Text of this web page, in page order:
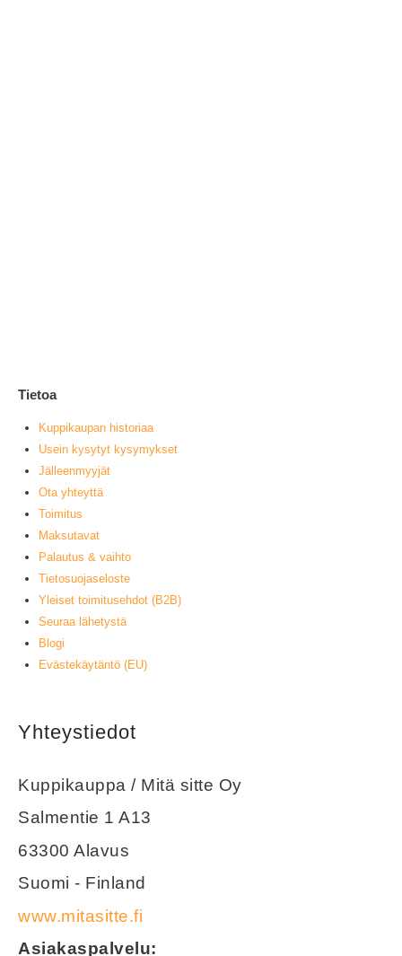
Tietoa
Kuppikaupan historiaa
Usein kysytyt kysymykset
Jälleenmyyjät
Ota yhteyttä
Toimitus
Maksutavat
Palautus & vaihto
Tietosuojaseloste
Yleiset toimitusehdot (B2B)
Seuraa lähetystä
Blogi
Evästekäytäntö (EU)
Yhteystiedot
Kuppikauppa / Mitä sitte Oy
Salmentie 1 A13
63300 Alavus
Suomi - Finland
www.mitasitte.fi
Asiakaspalvelu: